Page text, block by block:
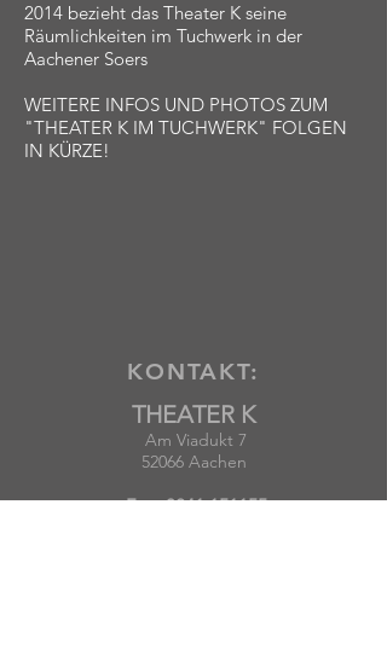
2014 bezieht das Theater K seine
Räumlichkeiten im Tuchwerk in der
Aachener Soers
WEITERE INFOS UND PHOTOS ZUM
"THEATER K IM TUCHWERK" FOLGEN
IN KÜRZE!
KONTAKT:
THEATER K
Am Viadukt 7
52066 Aachen
Fon:0241 151155